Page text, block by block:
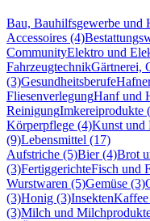
Bau, Bauhilfsgewerbe und
Accessoires (4)
CommunityElektro und
FahrzeugtechnikGärtnerei,
(3)Gesundheitsberufe
FliesenverlegungHanf und
ReinigungImkereiprodukte
Körperpflege (4)Kunst und
(9)Lebensmittel (17)
Aufstriche (5)Bier (4)Brot
(3)FertiggerichteFisch und
Wurstwaren (5)Gemüse (3)
(3)Honig (3)Insekten
(3)Milch und